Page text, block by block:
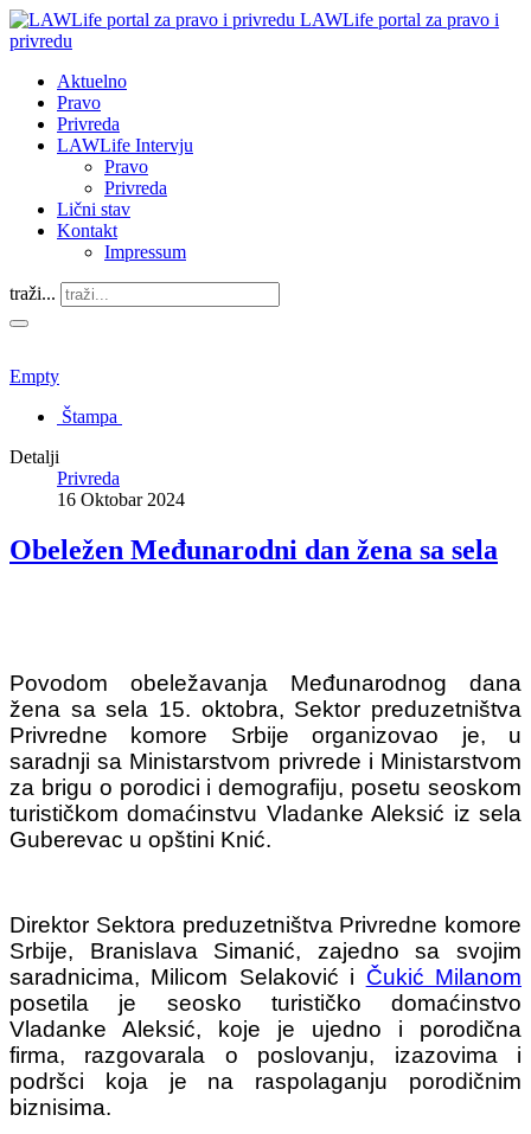
LAWLife portal za pravo i
privredu
Aktuelno
Pravo
Privreda
LAWLife Intervju
Pravo
Privreda
Lični stav
Kontakt
Impressum
traži...
Empty
Štampa
Detalji
Privreda
16 Oktobar 2024
Obeležen Međunarodni dan žena sa sela
Povodom obeležavanja Međunarodnog dana
žena sa sela 15. oktobra, Sektor preduzetništva
Privredne komore Srbije organizovao je, u
saradnji sa Ministarstvom privrede i Ministarstvom
za brigu o porodici i demografiju, posetu seoskom
turističkom domaćinstvu Vladanke Aleksić iz sela
Guberevac u opštini Knić.
Direktor Sektora preduzetništva Privredne komore
Srbije, Branislava Simanić, zajedno sa svojim
saradnicima, Milicom Selaković i Čukić Milanom
posetila je seosko turističko domaćinstvo
Vladanke Aleksić, koje je ujedno i porodična
firma, razgovarala o poslovanju, izazovima i
podršci koja je na raspolaganju porodičnim
biznisima.